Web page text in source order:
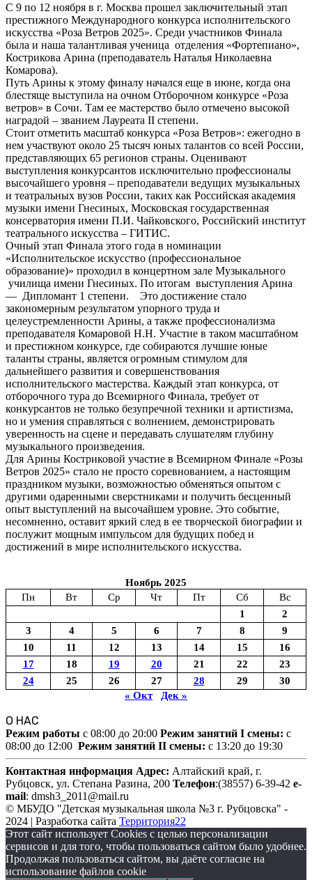
С 9 по 12 ноября в г. Москва прошел заключительный этап
престижного Международного конкурса исполнительского
искусства «Роза Ветров 2025». Среди участников Финала
была и наша талантливая ученица отделения «Фортепиано»,
Кострикова Арина (преподаватель Наталья Николаевна
Комарова).
Путь Арины к этому финалу начался еще в июне, когда она
блестяще выступила на очном Отборочном конкурсе «Роза
ветров» в Сочи. Там ее мастерство было отмечено высокой
наградой – званием Лауреата II степени.
Стоит отметить масштаб конкурса «Роза Ветров»: ежегодно в
нем участвуют около 25 тысяч юных талантов со всей России,
представляющих 65 регионов страны. Оценивают
выступления конкурсантов исключительно профессионалы
высочайшего уровня – преподаватели ведущих музыкальных
и театральных вузов России, таких как Российская академия
музыки имени Гнесиных, Московская государственная
консерватория имени П.И. Чайковского, Российский институт
театрального искусства – ГИТИС.
Очный этап Финала этого года в номинации
«Исполнительское искусство (профессиональное
образование)» проходил в концертном зале Музыкального
училища имени Гнесиных. По итогам выступления Арина
— Дипломант 1 степени. Это достижение стало
закономерным результатом упорного труда и
целеустремленности Арины, а также профессионализма
преподавателя Комаровой Н.Н. Участие в таком масштабном
и престижном конкурсе, где собираются лучшие юные
таланты страны, является огромным стимулом для
дальнейшего развития и совершенствования
исполнительского мастерства. Каждый этап конкурса, от
отборочного тура до Всемирного Финала, требует от
конкурсантов не только безупречной техники и артистизма,
но и умения справляться с волнением, демонстрировать
уверенность на сцене и передавать слушателям глубину
музыкального произведения.
Для Арины Костриковой участие в Всемирном Финале «Розы
Ветров 2025» стало не просто соревнованием, а настоящим
праздником музыки, возможностью обменяться опытом с
другими одаренными сверстниками и получить бесценный
опыт выступлений на высочайшем уровне. Это событие,
несомненно, оставит яркий след в ее творческой биографии и
послужит мощным импульсом для будущих побед и
достижений в мире исполнительского искусства.
Ноябрь 2025
Пн
Вт Ср Чт Пт Сб
Вс
1
2
3
4 5 6 7 8
9
10
11 12 13 14 15
16
17
18 19 20 21 22
23
24
25 26 27 28 29
30
« Окт
Дек »
О НАС
Режим работы c 08:00 до 20:00 Режим занятий I смены: c
08:00 до 12:00 Режим занятий II смены: c 13:20 до 19:30
Контактная информация Адрес: Алтайский край, г.
Рубцовск, ул. Степана Разина, 200 Телефон:(38557) 6-39-42 e-
mail: dmsh3_2011@mail.ru
© МБУДО "Детская музыкальная школа №3 г. Рубцовска" -
2024 | Разработка сайта Территория22
Этот сайт использует Cookies с целью персонализации
сервисов и для того, чтобы пользоваться сайтом было удобнее.
Продолжая пользоваться сайтом, вы даёте согласие на
использование файлов cookie